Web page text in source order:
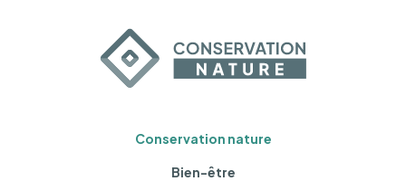
Conservation nature
Bien-être